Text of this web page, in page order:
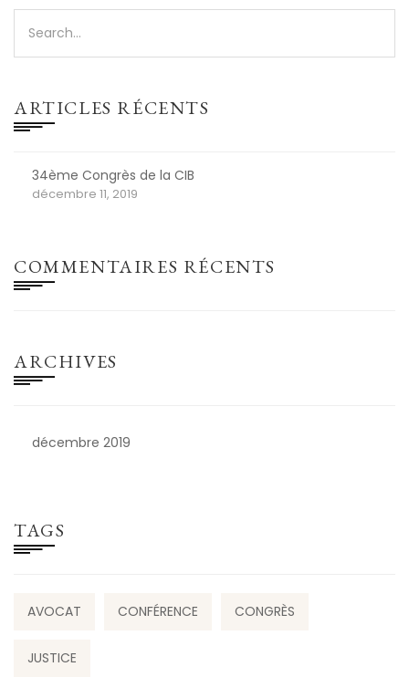
ARTICLES RÉCENTS
34ème Congrès de la CIB
décembre 11, 2019
COMMENTAIRES RÉCENTS
ARCHIVES
décembre 2019
TAGS
AVOCAT CONFÉRENCE CONGRÈS
JUSTICE